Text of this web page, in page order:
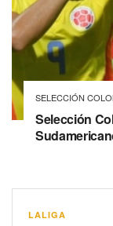
SELECCIÓN
Selección
LALIGA